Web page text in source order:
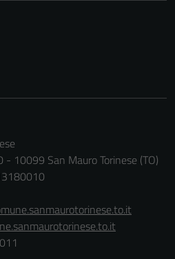
10099 San Mauro Torinese (TO)